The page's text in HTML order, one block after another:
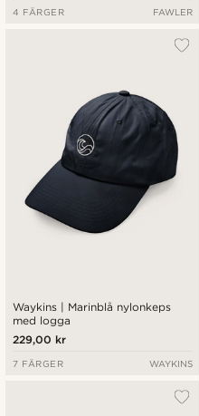
4 FÄRGER FAWLER
Waykins | Marinblå nylonkeps
med logga
229,00 kr
7 FÄRGER WAYKINS